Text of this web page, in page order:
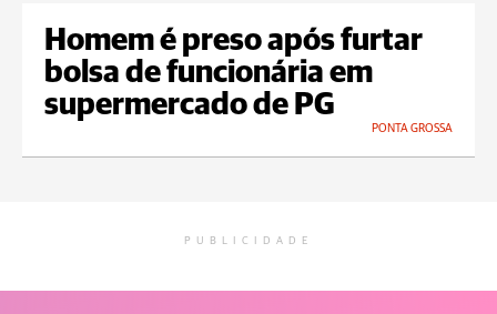
Homem é preso após furtar
bolsa de funcionária em
supermercado de PG
PONTA GROSSA
PUBLICIDADE